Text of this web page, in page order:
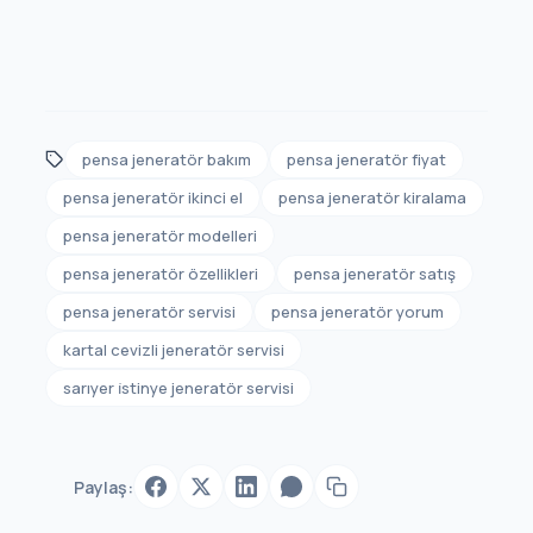
pensa jeneratör bakım
pensa jeneratör fiyat
pensa jeneratör ikinci el
pensa jeneratör kiralama
pensa jeneratör modelleri
pensa jeneratör özellikleri
pensa jeneratör satış
pensa jeneratör servisi
pensa jeneratör yorum
kartal cevizli jeneratör servisi
sarıyer i̇stinye jeneratör servisi
Paylaş: